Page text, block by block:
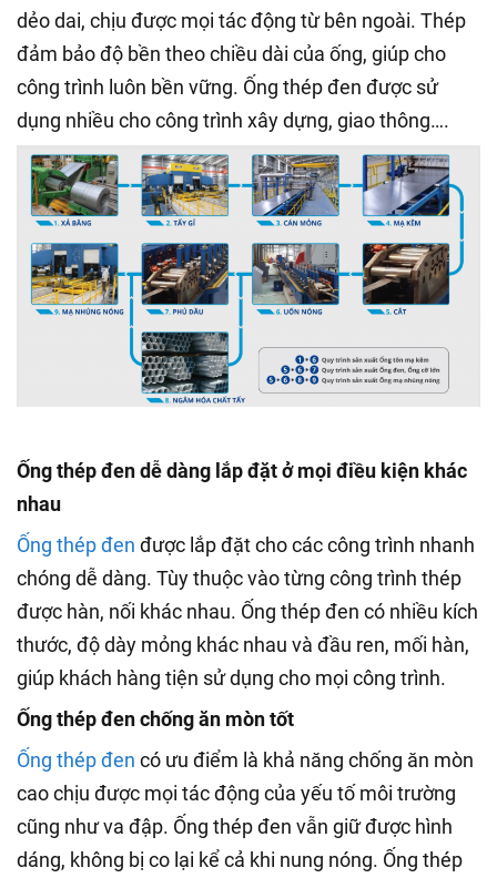
dẻo dai, chịu được mọi tác động từ bên ngoài. Thép
đảm bảo độ bền theo chiều dài của ống, giúp cho
công trình luôn bền vững. Ống thép đen được sử
dụng nhiều cho công trình xây dựng, giao thông….
Ống thép đen dễ dàng lắp đặt ở mọi điều kiện khác
nhau
Ống thép đen được lắp đặt cho các công trình nhanh
chóng dễ dàng. Tùy thuộc vào từng công trình thép
được hàn, nối khác nhau. Ống thép đen có nhiều kích
thước, độ dày mỏng khác nhau và đầu ren, mối hàn,
giúp khách hàng tiện sử dụng cho mọi công trình.
Ống thép đen chống ăn mòn tốt
Ống thép đen có ưu điểm là khả năng chống ăn mòn
cao chịu được mọi tác động của yếu tố môi trường
cũng như va đập. Ống thép đen vẫn giữ được hình
dáng, không bị co lại kể cả khi nung nóng. Ống thép